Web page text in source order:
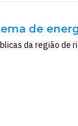
de
da região de